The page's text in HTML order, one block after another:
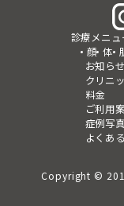
診療メニュ
顔 体
お知らせ
クリニ
料金
ご利用
症例写真
よくあ
Copyright ©